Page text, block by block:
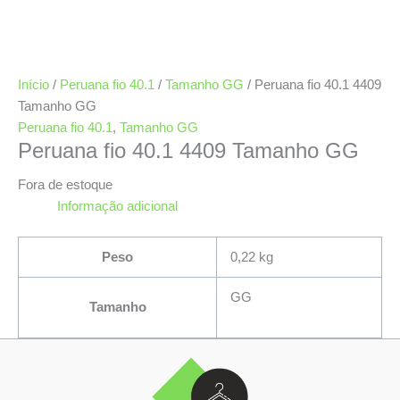
Início / Peruana fio 40.1 / Tamanho GG / Peruana fio 40.1 4409
Tamanho GG
Peruana fio 40.1 , Tamanho GG
Peruana fio 40.1 4409 Tamanho GG
Fora de estoque
Informação adicional
Peso 0,22 kg
Tamanho
GG